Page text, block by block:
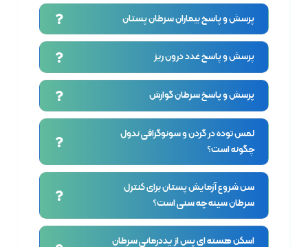
پرسش و پاسخ بیماران سرطان پستان
پرسش و پاسخ غدد درون ریز
پرسش و پاسخ سرطان گوارش
لمس توده در گردن و سونوگرافی ندول
چگونه است؟
سن شروع آزمایش پستان برای کنترل
سرطان سینه چه سنی است؟
اسکن هسته ای پس از یددرمانی سرطان